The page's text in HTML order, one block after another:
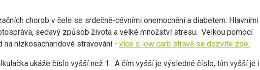
chorob v čele se srdečně-cévními onemocnění a diabetem. Hlavními
sedavý způsob života a velké množství stresu. Velkou pomocí
na nízkosacharidové stravování - více o low carb stravě se dozvíte zde.
ukáže číslo vyšší než 1. A čím vyšší je výsledné číslo, tím vyšší je i